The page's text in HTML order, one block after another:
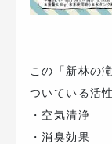
この「新林の
ついている活
・空気清浄
・消臭効果